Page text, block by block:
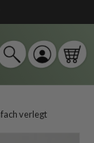
SucheEinloggen
verlegt